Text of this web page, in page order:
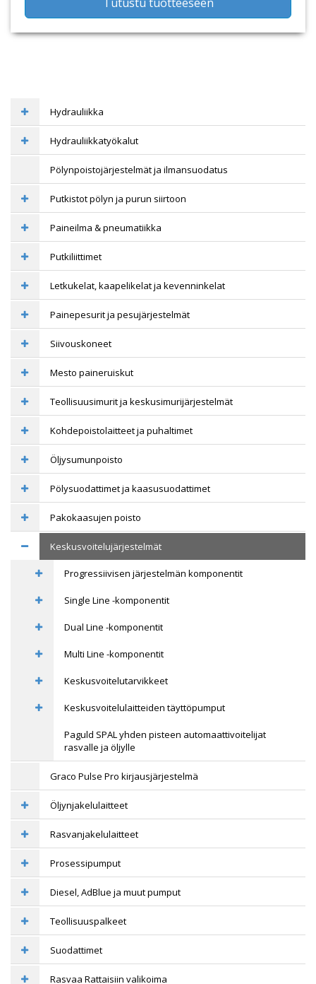
Hydrauliikka
Hydrauliikkatyökalut
Pölynpoistojärjestelmät ja ilmansuodatus
Putkistot pölyn ja purun siirtoon
Paineilma & pneumatiikka
Putkiliittimet
Letkukelat, kaapelikelat ja kevenninkelat
Painepesurit ja pesujärjestelmät
Siivouskoneet
Mesto paineruiskut
Teollisuusimurit ja keskusimurijärjestelmät
Kohdepoistolaitteet ja puhaltimet
Öljysumunpoisto
Pölysuodattimet ja kaasusuodattimet
Pakokaasujen poisto
Keskusvoitelujärjestelmät
Progressiivisen järjestelmän komponentit
Single Line -komponentit
Dual Line -komponentit
Multi Line -komponentit
Keskusvoitelutarvikkeet
Keskusvoitelulaitteiden täyttöpumput
Paguld SPAL yhden pisteen automaattivoitelijat
rasvalle ja öljylle
Graco Pulse Pro kirjausjärjestelmä
Öljynjakelulaitteet
Rasvanjakelulaitteet
Prosessipumput
Diesel, AdBlue ja muut pumput
Teollisuuspalkeet
Suodattimet
Rasvaa Rattaisiin valikoima